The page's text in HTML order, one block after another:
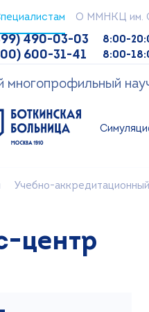
О ММНКЦ им.
490-03-03
600-31-41
8:00-
8:00-
многопрофильный
Учебно-
центр